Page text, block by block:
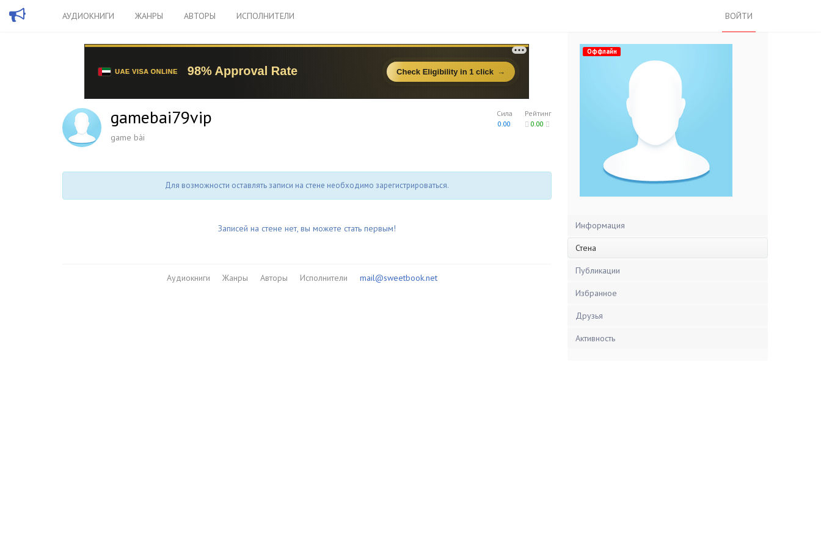
АУДИОКНИГИ ЖАНРЫ АВТОРЫ ИСПОЛНИТЕЛИ ВОЙТИ
Рейтинг
0.00
Сила
0.00
gamebai79vip
game bài
Для возможности оставлять записи на стене необходимо зарегистрироваться.
Записей на стене нет, вы можете стать первым!
Аудиокниги Жанры Авторы Исполнители mail@sweetbook.net
Оффлайн
Информация
Стена
Публикации
Избранное
Друзья
Активность